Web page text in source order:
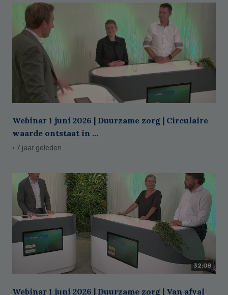
Webinar 1 juni 2026 | Duurzame zorg | Circulaire
waarde ontstaat in ...
· 7 jaar geleden
32:08
Webinar 1 juni 2026 | Duurzame zorg | Van afval